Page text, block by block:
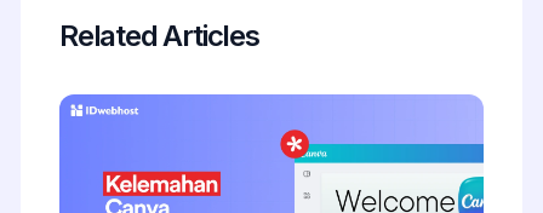
Related Articles